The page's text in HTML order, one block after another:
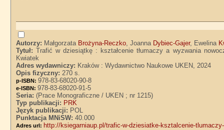
Autorzy: Małgorzata Brożyna-Reczko, Joanna Dybiec-Gajer, Ewelina
Tytuł:Trafić w dziesiątkę : kształcenie tłumaczy a wyzwania
Kwiatek
Adres wydawniczy: Kraków : Wydawnictwo Naukowe UKEN, 2024
Opis fizyczny:270 s.
p-ISBN:978-83-68020-90-8
e-ISBN:978-83-68020-91-5
Seria:(Prace Monograficzne / UKEN ; nr 1215)
Typ publikacji: PRK
Język publikacji: POL
Punktacja MNiSW:40.000
Adres url: http://ksiegarniaup.pl/trafic-w-dziesiatke-ksztalcenie-